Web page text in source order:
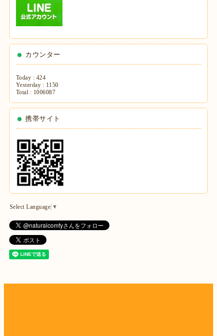
カウンター
Today : 424
Yesterday : 1150
Total : 1006087
携帯サイト
Select Language ▼